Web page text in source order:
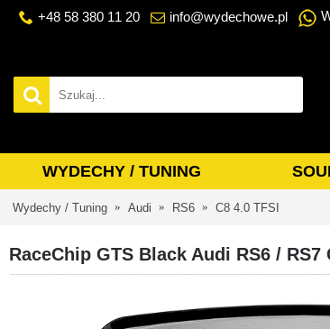
+48 58 380 11 20 info@wydechowe.pl
WYDECHY / TUNING
Wydechy / Tuning Audi RS6 C8 4.0 TFSI
RaceChip GTS Black Audi RS6 / RS7